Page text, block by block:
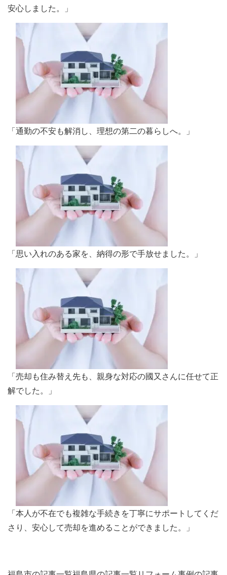
安心しました。」
「通勤の不安も解消し、理想の第二の暮らしへ。」
「思い入れのある家を、納得の形で手放せました。」
「売却も住み替え先も、親身な対応の國又さんに任せて正
解でした。」
「本人が不在でも複雑な手続きを丁寧にサポートしてくだ
さり、安心して売却を進めることができました。」